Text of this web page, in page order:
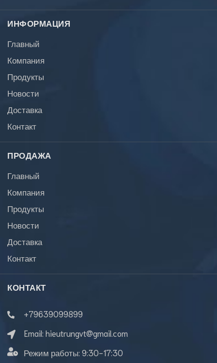
ИНФОРМАЦИЯ
Главный
Компания
Продукты
Новости
Доставка
Контакт
ПРОДАЖА
Главный
Компания
Продукты
Новости
Доставка
Контакт
КОНТАКТ
+79639099899
Email: hieutrungvt@gmail.com
Режим работы: 9:30-17:30